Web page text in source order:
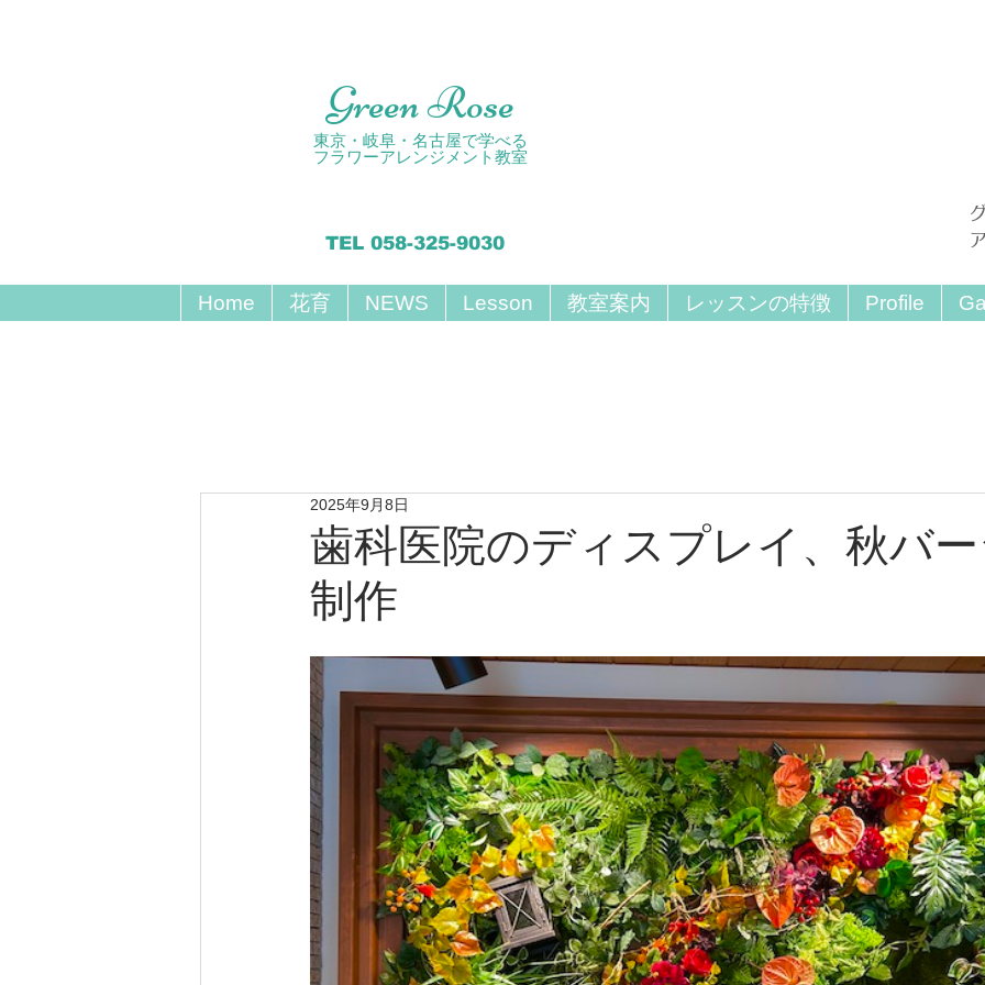
Green Rose
東京・岐阜・名古屋で学べる
フラワーアレンジメント教室
TEL 058-325-9030
Home 花育 NEWS Lesson 教室案内 レッスンの特徴 Profile
歯科医院のディスプレイ、秋バ
制作
2025年9月8日